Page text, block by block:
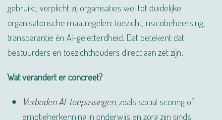
gebruikt, verplicht zij organisaties wel tot duidelijke
organisatorische maatregelen: toezicht, risicobeheersing,
transparantie én AI-geletterdheid. Dat betekent dat
bestuurders en toezichthouders direct aan zet zijn.
Wat verandert er concreet?
Verboden AI-toepassingen, zoals social scoring of
emotieherkenning in onderwijs en zorg zijn sinds